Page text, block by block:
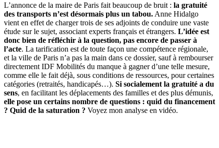
L’annonce de la maire de Paris fait beaucoup de bruit : la gratuité
des transports n’est désormais plus un tabou. Anne Hidalgo
vient en effet de charger trois de ses adjoints de conduire une vaste
étude sur le sujet, associant experts français et étrangers. L’idée est
donc bien de réfléchir à la question, pas encore de passer à
l’acte. La tarification est de toute façon une compétence régionale,
et la ville de Paris n’a pas la main dans ce dossier, sauf à rembourser
directement IDF Mobilités du manque à gagner d’une telle mesure,
comme elle le fait déjà, sous conditions de ressources, pour certaines
catégories (retraités, handicapés…). Si socialement la gratuité a du
sens, en facilitant les déplacements des familles et des plus démunis,
elle pose un certains nombre de questions : quid du financement
? Quid de la saturation ? Voyez mon analyse en vidéo.